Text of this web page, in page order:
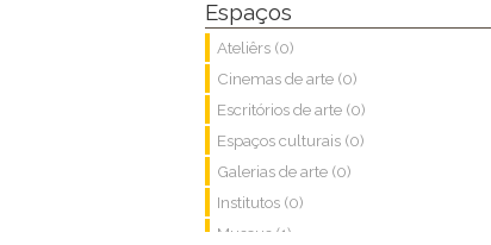
Espaços
Ateliêrs (0)
Cinemas de arte (0)
Escritórios de arte (0)
Espaços culturais (0)
Galerias de arte (0)
Institutos (0)
Museus (1)